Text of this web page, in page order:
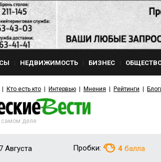
НЕДВИЖИМОСТЬ БИЗНЕС
Кто есть кто Интервью Мнения Рейтинги
самом деле
Августа Пробки: 4 балла